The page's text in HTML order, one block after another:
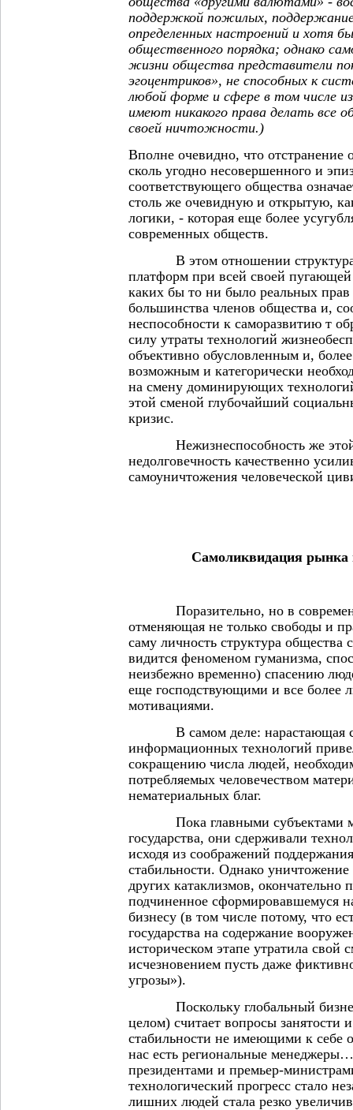
поддержкой пожилых,
определенных настроений и хотя
общественного порядка; однако
жизни общества представители
эгоцентриков», не способных к
любой форме и сфере в том числе
имеют никакого права делать все
своей ничтожности.)
Вполне очевидно, что отстранение
сколь угодно несовершенного и
соответствующего общества
столь же очевидную и открытую,
логики, - которая еще более
современных обществ.
В этом отношении структура
платформ при всей своей
каких бы то ни было реальных прав
большинства членов общества и,
неспособности к саморазвитию т
силу утраты технологий
объективно обусловленным и,
возможным и категорически
на смену доминирующих
этой сменой глубочайший
кризис.
Нежизнеспособность же этой
недолговечность качественно
самоуничтожения человеческой
Самоликвидация рынка
Поразительно, но в
отменяющая не только свободы и
саму личность структура
видится феноменом гуманизма,
неизбежно временно) спасению
еще господствующими и все более
мотивациями.
В самом деле: нарастающая
информационных технологий
сокращению числа людей,
потребляемых человечеством
нематериальных благ.
Пока главными субъектами
государства, они сдерживали
исходя из соображений
стабильности. Однако
других катаклизмов, окончательно
подчиненное сформировавшемуся
бизнесу (в том числе потому, что
государства на содержание
историческом этапе утратила свой
исчезновением пусть даже
угрозы»).
Поскольку глобальный бизнес
целом) считает вопросы занятости
стабильности не имеющими к себе
нас есть региональные
президентами и премьер-
технологический прогресс стало
лишних людей стала резко